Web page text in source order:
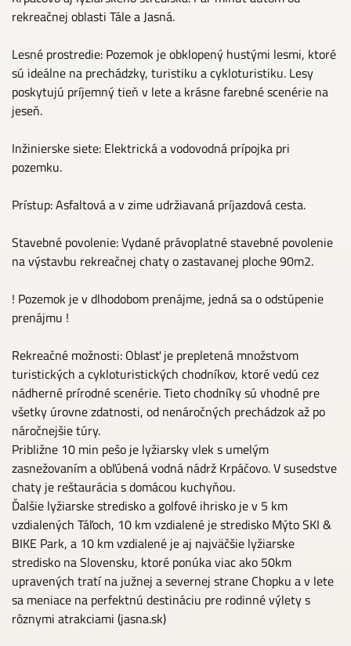
rekreačnej oblasti Tále a Jasná.
Lesné prostredie: Pozemok je obklopený hustými lesmi, ktoré
sú ideálne na prechádzky, turistiku a cykloturistiku. Lesy
poskytujú príjemný tieň v lete a krásne farebné scenérie na
jeseň.
Inžinierske siete: Elektrická a vodovodná prípojka pri
pozemku.
Prístup: Asfaltová a v zime udržiavaná príjazdová cesta.
Stavebné povolenie: Vydané právoplatné stavebné povolenie
na výstavbu rekreačnej chaty o zastavanej ploche 90m2.
! Pozemok je v dlhodobom prenájme, jedná sa o odstúpenie
prenájmu !
Rekreačné možnosti: Oblasť je prepletená množstvom
turistických a cykloturistických chodníkov, ktoré vedú cez
nádherné prírodné scenérie. Tieto chodníky sú vhodné pre
všetky úrovne zdatnosti, od nenáročných prechádzok až po
náročnejšie túry.
Približne 10 min pešo je lyžiarsky vlek s umelým
zasnežovaním a obľúbená vodná nádrž Krpáčovo. V susedstve
chaty je reštaurácia s domácou kuchyňou.
Ďalšie lyžiarske stredisko a golfové ihrisko je v 5 km
vzdialených Táľoch, 10 km vzdialené je stredisko Mýto SKI &
BIKE Park, a 10 km vzdialené je aj najväčšie lyžiarske
stredisko na Slovensku, ktoré ponúka viac ako 50km
upravených tratí na južnej a severnej strane Chopku a v lete
sa meniace na perfektnú destináciu pre rodinné výlety s
rôznymi atrakciami (jasna.sk)